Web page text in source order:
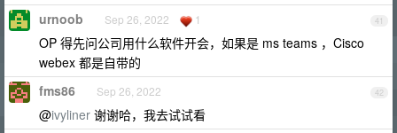
41
urnoob Sep 26, 2022 1
OP 得先问公司用什么软件开会，如果是 ms teams ，Cisco
webex 都是自带的
42
fms86 Sep 26, 2022
@ivyliner 谢谢哈，我去试试看